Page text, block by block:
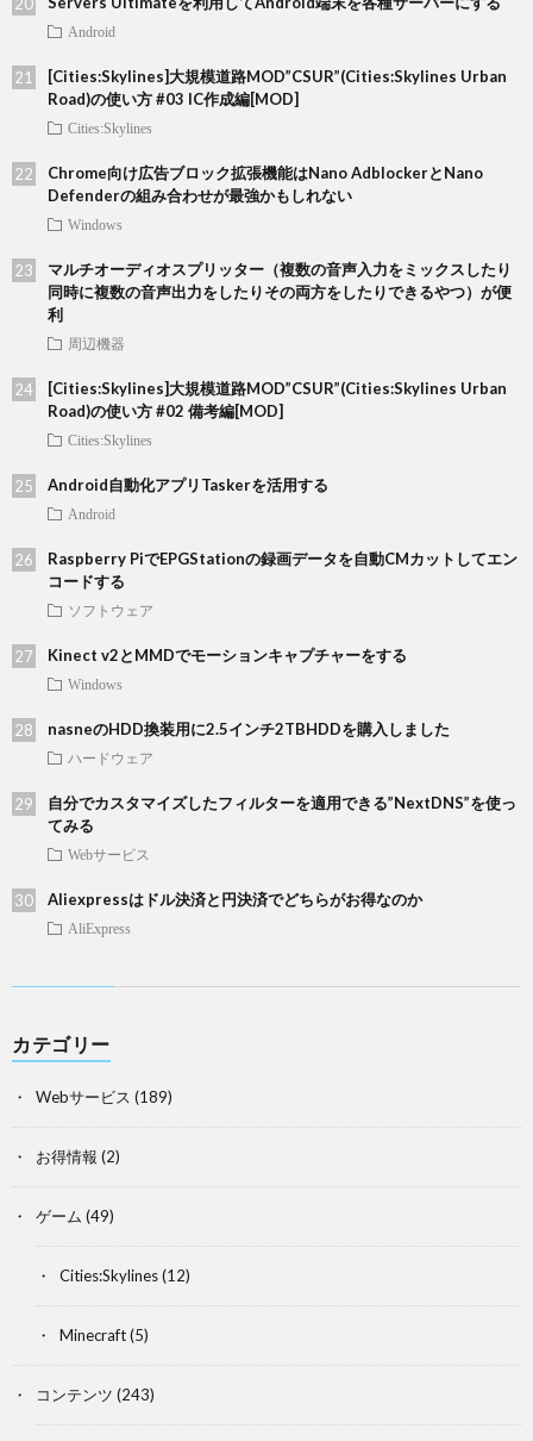
Android
[Cities:Skylines]大規模道路MOD”CSUR”(Cities:Skylines Urban
Road)の使い方 #03 IC作成編[MOD]
Cities:Skylines
Chrome向け広告ブロック拡張機能はNano AdblockerとNano
Defenderの組み合わせが最強かもしれない
Windows
マルチオーディオスプリッター（複数の音声入力をミックスしたり
同時に複数の音声出力をしたりその両方をしたりできるやつ）が便
利
周辺機器
[Cities:Skylines]大規模道路MOD”CSUR”(Cities:Skylines Urban
Road)の使い方 #02 備考編[MOD]
Cities:Skylines
Android自動化アプリTaskerを活用する
Android
Raspberry PiでEPGStationの録画データを自動CMカットしてエン
コードする
ソフトウェア
Kinect v2とMMDでモーションキャプチャーをする
Windows
nasneのHDD換装用に2.5インチ2TBHDDを購入しました
ハードウェア
自分でカスタマイズしたフィルターを適用できる”NextDNS”を使っ
てみる
Webサービス
Aliexpressはドル決済と円決済でどちらがお得なのか
AliExpress
カテゴリー
Webサービス (189)
お得情報 (2)
ゲーム (49)
Cities:Skylines(12)
Minecraft(5)
コンテンツ (243)